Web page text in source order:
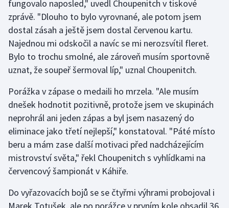
Parasport
Plavání
Plážový volejbal
Ragby
Rychlobruslení
Rychlostní kanoistika
Short track
Sportovní střelba
fungovalo naposled," uvedl Choupenitch v tiskové
zprávě. "Dlouho to bylo vyrovnané, ale potom jsem
dostal zásah a ještě jsem dostal červenou kartu.
Najednou mi odskočil a navíc se mi nerozsvítil fleret.
Bylo to trochu smolné, ale zároveň musím sportovně
uznat, že soupeř šermoval líp," uznal Choupenitch.
Porážka v zápase o medaili ho mrzela. "Ale musím
dnešek hodnotit pozitivně, protože jsem ve skupinách
neprohrál ani jeden zápas a byl jsem nasazený do
eliminace jako třetí nejlepší," konstatoval. "Páté místo
beru a mám zase další motivaci před nadcházejícím
mistrovství světa," řekl Choupenitch s vyhlídkami na
červencový šampionát v Káhiře.
Do vyřazovacích bojů se se čtyřmi výhrami probojoval i